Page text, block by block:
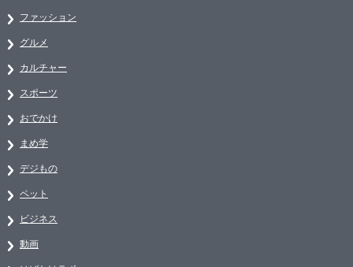
ファッション
グルメ
カルチャー
スポーツ
おでかけ
まめ学
デジもの
ペット
ビジネス
動画